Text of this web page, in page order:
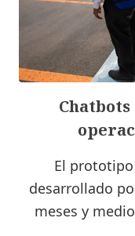
El
desarrollado
meses y